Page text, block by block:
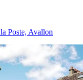
Poste, Avallon